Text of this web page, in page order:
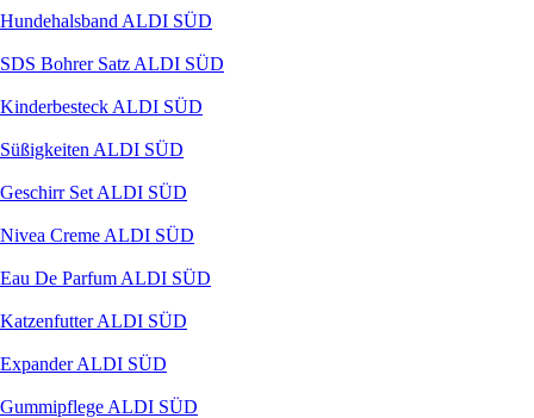
Hundehalsband ALDI SÜD
SDS Bohrer Satz ALDI SÜD
Kinderbesteck ALDI SÜD
Süßigkeiten ALDI SÜD
Geschirr Set ALDI SÜD
Nivea Creme ALDI SÜD
Eau De Parfum ALDI SÜD
Katzenfutter ALDI SÜD
Expander ALDI SÜD
Gummipflege ALDI SÜD